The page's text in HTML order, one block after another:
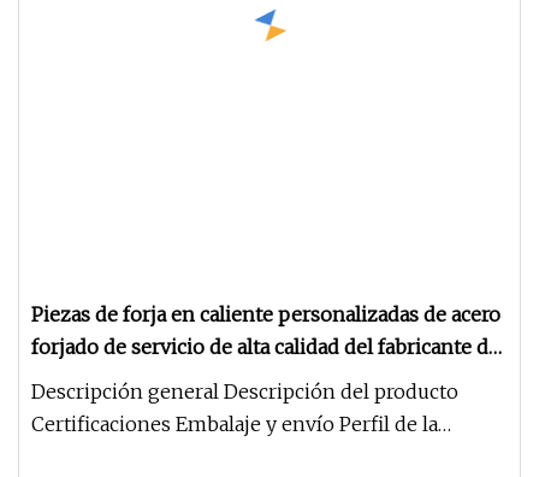
Piezas de forja en caliente personalizadas de acero
forjado de servicio de alta calidad del fabricante de
China
Descripción general Descripción del producto
Certificaciones Embalaje y envío Perfil de la